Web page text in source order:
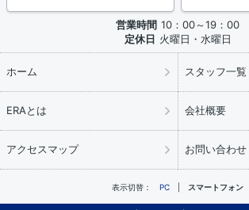
営業時間 10：00～19：00
定休日 火曜日・水曜日
ホーム スタッフ一覧
ERAとは 会社概要
アクセスマップ お問い合わせ
表示切替： PC スマートフォン